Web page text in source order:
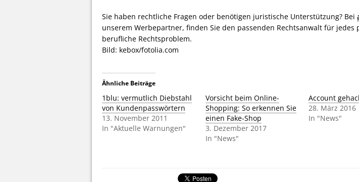
Sie haben rechtliche Fragen oder benötigen juristische Unterstützung? Bei
unserem Werbepartner, finden Sie den passenden Rechtsanwalt für jedes
berufliche Rechtsproblem.
Bild: kebox/fotolia.com
Ähnliche Beiträge
1blu: vermutlich Diebstahl
von Kundenpasswörtern
13. November 2011
In "Aktuelle Warnungen"
Vorsicht beim Online-
Shopping: So erkennen Sie
einen Fake-Shop
3. Dezember 2017
In "News"
Account
28. März 2016
In "News"